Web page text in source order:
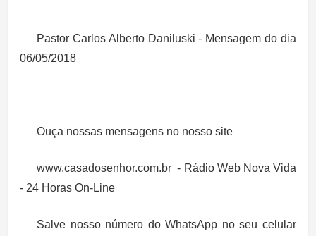
Pastor Carlos Alberto Daniluski - Mensagem do dia
06/05/2018
Ouça nossas mensagens no nosso site
www.casadosenhor.com.br - Rádio Web Nova Vida
- 24 Horas On-Line
Salve nosso número do WhatsApp no seu celular